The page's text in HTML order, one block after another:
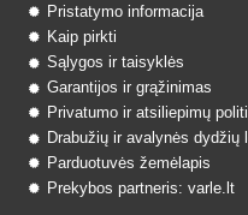
Pristatymo informacija
Kaip pirkti
Sąlygos ir taisyklės
Garantijos ir grąžinimas
Privatumo ir atsiliepimų
Drabužių ir avalynės dydžių
Parduotuvės žemėlapis
Prekybos partneris: varle.lt